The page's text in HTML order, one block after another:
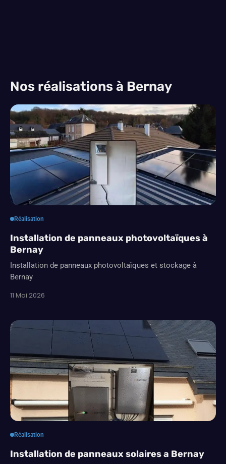
Nos réalisations à Bernay
Réalisation
Installation de panneaux photovoltaïques à
Bernay
Installation de panneaux photovoltaïques et stockage à
Bernay
11 Mai 2026
Réalisation
Installation de panneaux solaires a Bernay